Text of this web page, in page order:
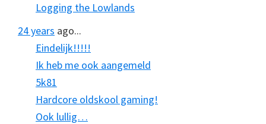
Logging the Lowlands
24 years ago...
Eindelijk!!!!!
Ik heb me ook aangemeld
5k81
Hardcore oldskool gaming!
Ook lullig…